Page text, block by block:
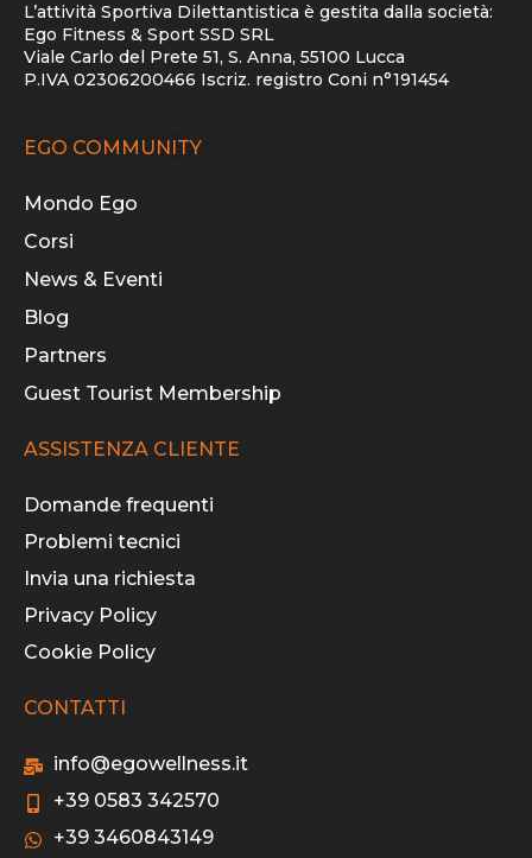
L’attività Sportiva Dilettantistica è gestita dalla società:
Ego Fitness & Sport SSD SRL
Viale Carlo del Prete 51, S. Anna, 55100 Lucca
P.IVA 02306200466 Iscriz. registro Coni n°191454
EGO COMMUNITY
Mondo Ego
Corsi
News & Eventi
Blog
Partners
Guest Tourist Membership
ASSISTENZA CLIENTE
Domande frequenti
Problemi tecnici
Invia una richiesta
Privacy Policy
Cookie Policy
CONTATTI
info@egowellness.it
+39 0583 342570
+39 3460843149